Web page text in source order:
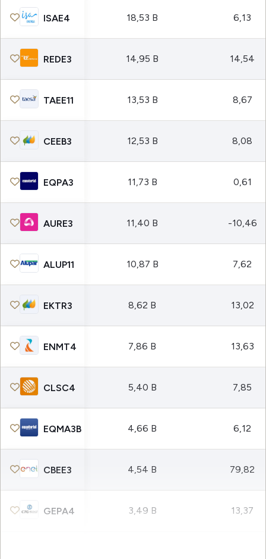
ISAE4 18,53 B 6,13
REDE3 14,95 B 14,54
TAEE11 13,53 B 8,67
CEEB3 12,53 B 8,08
EQPA3 11,73 B 0,61
AURE3 11,40 B -10,46
ALUP11 10,87 B 7,62
EKTR3 8,62 B 13,02
ENMT4 7,86 B 13,63
CLSC4 5,40 B 7,85
EQMA3B 4,66 B 6,12
CBEE3 4,54 B 79,82
GEPA4 3,49 B 13,37